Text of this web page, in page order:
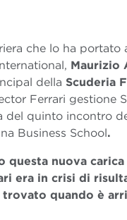
che lo ha portato
Maurizio
della Scuderia
Ferrari gestione
del quinto incontro
Business School.
questa nuova
era in crisi di
trovato quando è